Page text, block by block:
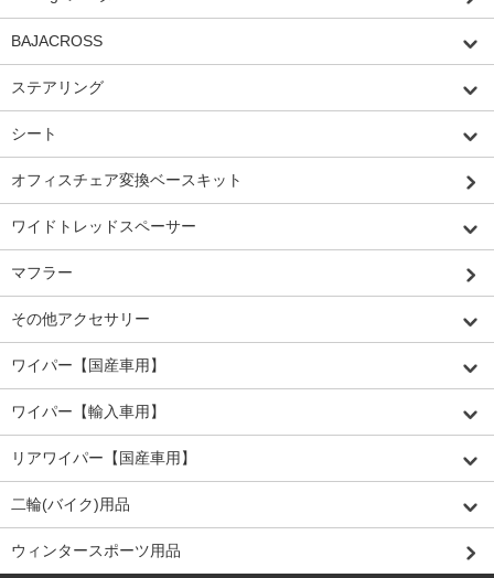
BAJACROSS
ステアリング
シート
オフィスチェア変換ベースキット
ワイドトレッドスペーサー
マフラー
その他アクセサリー
ワイパー【国産車用】
ワイパー【輸入車用】
リアワイパー【国産車用】
二輪(バイク)用品
ウィンタースポーツ用品